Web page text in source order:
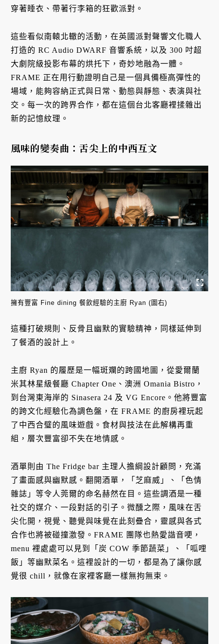
穿著睡衣、帶著行李箱的狂歡派對。
這些看似南轅北轍的活動，在英國派對聲響文化職人
打造的 RC Audio DWARF 音響系統，以及 300 吋超
大劇院級投影布幕的烘托下，奇妙地融為一體。
FRAME 正在用行動證明自己是一個具備極高彈性的
場域，能夠容納正式與日常、動態與靜態、表演與社
交。每一次的跨界合作，都在這個台北客廳裡揉雜出
新的記憶紋理。
風味的變奏曲：舌尖上的中西互文
擁有豐富 Fine dining 餐飲經驗的主廚 Ryan (圖右)
這種打破規則、反骨且幽默的實驗精神，同樣延伸到
了餐酒的設計上。
主廚 Ryan 的履歷是一幅斑斕的跨國地圖，從愛爾蘭
米其林星級餐廳 Chapter One、澳洲 Omania Bistro，
到台灣東海岸的 Sinasera 24 及 VG Encore。他將豐富
的跨文化經驗化為調色盤，在 FRAME 的廚房裡玩起
了中西合璧的風味遊戲。食材與技法在此解構再重
組，層次豐富卻不失在地情感。
酒單則由 The Fridge bar 主理人擔綱設計顧問，充滿
了畫面感與幽默感。翻開酒單，「芝麻威」、「色情
雜誌」等令人莞爾的命名赫然在目。這些調酒是一種
社交的媒介、一段對話的引子。微醺之際，風味在舌
尖化開，視覺、聽覺與味覺在此刻疊合，靈感與各式
合作也將被碰撞激發。FRAME 團隊也熱愛諧音哽，
menu 裡處處可以見到「炭 COW 季節蔬菜」、「呱哩
飯」等幽默菜名。這裡設計的一切，都是為了讓你感
覺很 chill，就像在家裡客廳一樣無拘無束。